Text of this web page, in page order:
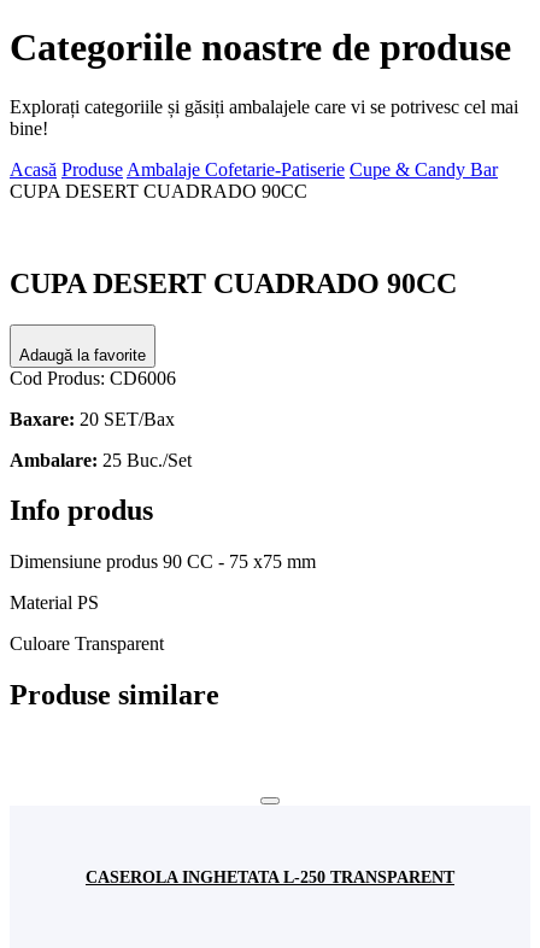
Categoriile noastre de produse
Explorați categoriile și găsiți ambalajele care vi se potrivesc cel mai
bine!
Acasă Produse Ambalaje Cofetarie-Patiserie Cupe & Candy Bar
CUPA DESERT CUADRADO 90CC
CUPA DESERT CUADRADO 90CC
Adaugă la favorite
Cod Produs: CD6006
Baxare: 20 SET/Bax
Ambalare: 25 Buc./Set
Info produs
Dimensiune produs 90 CC - 75 x75 mm
Material PS
Culoare Transparent
Produse similare
CASEROLA INGHETATA L-250 TRANSPARENT